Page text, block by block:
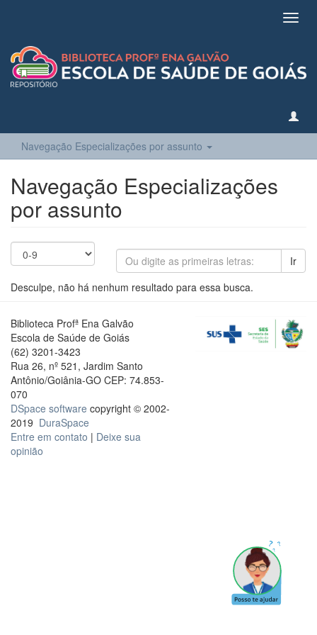
Navegação Especializações por assunto
Navegação Especializações
por assunto
Ir
Desculpe, não há nenhum resultado para essa busca.
Biblioteca Profª Ena Galvão
Escola de Saúde de Goiás
(62) 3201-3423
Rua 26, nº 521, Jardim Santo
Antônio/Goiânia-GO CEP: 74.853-
070
DSpace software copyright © 2002-
2019 DuraSpace
Entre em contato | Deixe sua
opinião